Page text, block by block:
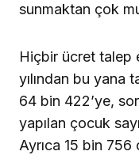
sunmaktan çok
Hiçbir ücret talep
yılından bu yana
64 bin 422’ye,
yapılan çocuk
Ayrıca 15 bin 756